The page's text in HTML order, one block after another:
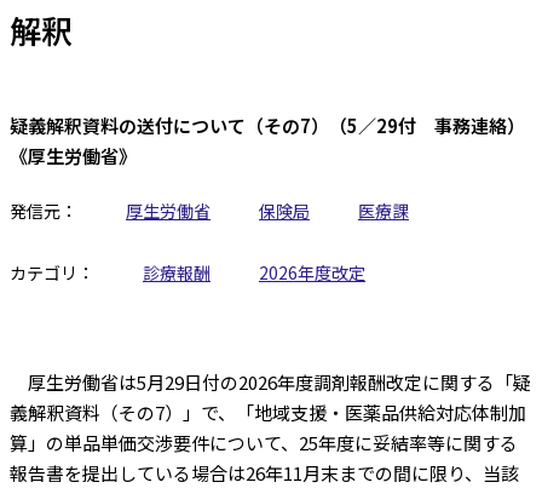
解釈
疑義解釈資料の送付について（その7）（5／29付 事務連絡）
《厚生労働省》
発信元： 厚生労働省 保険局 医療課
カテゴリ： 診療報酬 2026年度改定
厚生労働省は5月29日付の2026年度調剤報酬改定に関する「疑
義解釈資料（その7）」で、「地域支援・医薬品供給対応体制加
算」の単品単価交渉要件について、25年度に妥結率等に関する
報告書を提出している場合は26年11月末までの間に限り、当該